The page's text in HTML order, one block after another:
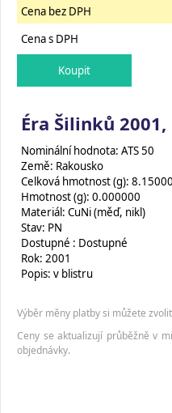
Cena bez DPH
Cena s DPH
Éra Šilinků 2001,
Nominální hodnota: ATS 50
Země: Rakousko
Celková hmotnost (g):
Hmotnost (g): 0.000000
Materiál: CuNi (měď, nikl)
Stav: PN
Dostupné : Dostupné
Rok: 2001
Popis: v blistru
Výběr měny platby si můžete
Ceny se aktualizují průběžně v
objednávky.